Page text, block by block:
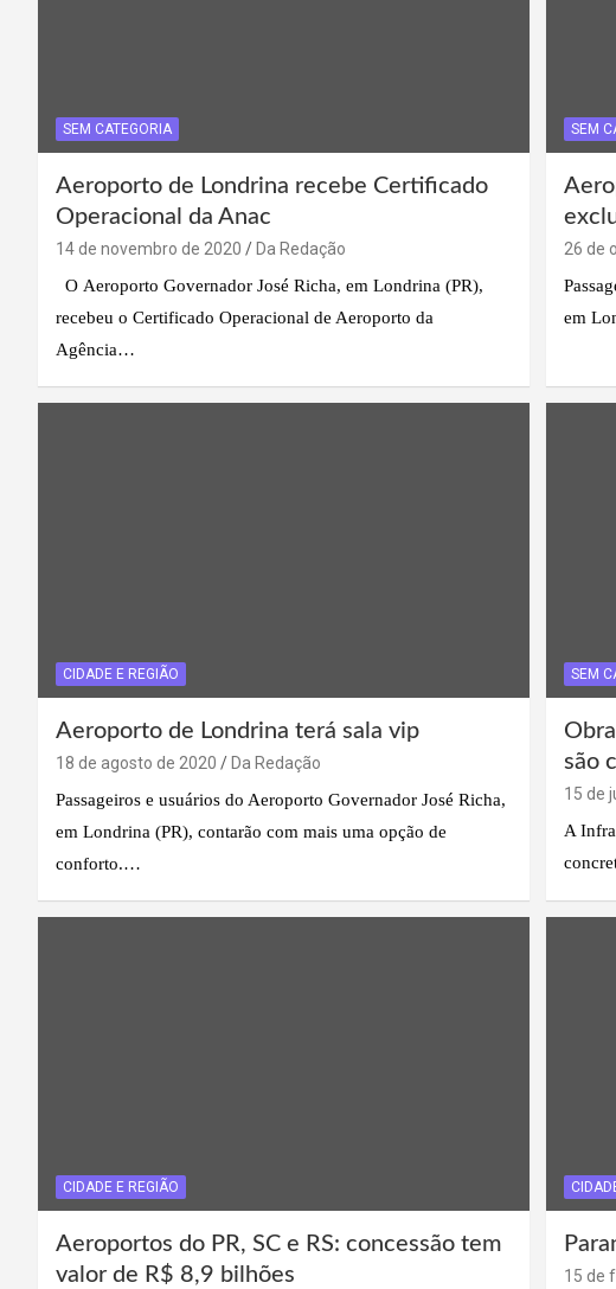
SEM CATEGORIA
Aeroporto de Londrina recebe Certificado
Operacional da Anac
14 de novembro de 2020
Da Redação
O Aeroporto Governador José Richa, em Londrina (PR),
recebeu o Certificado Operacional de Aeroporto da
Agência…
SEM
26 de
em
CIDADE E REGIÃO
Aeroporto de Londrina terá sala vip
18 de agosto de 2020
Da Redação
Passageiros e usuários do Aeroporto Governador José Richa,
em Londrina (PR), contarão com mais uma opção de
conforto.…
SEM
são
15 de
A
CIDADE E REGIÃO
Aeroportos do PR, SC e RS: concessão tem
valor de R$ 8,9 bilhões
15 de